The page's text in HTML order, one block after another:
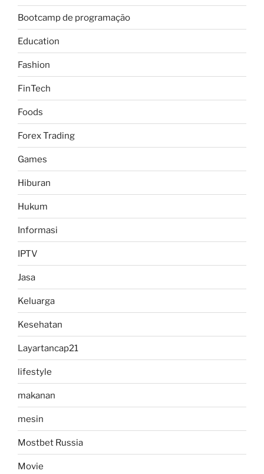
Bootcamp de programação
Education
Fashion
FinTech
Foods
Forex Trading
Games
Hiburan
Hukum
Informasi
IPTV
Jasa
Keluarga
Kesehatan
Layartancap21
lifestyle
makanan
mesin
Mostbet Russia
Movie